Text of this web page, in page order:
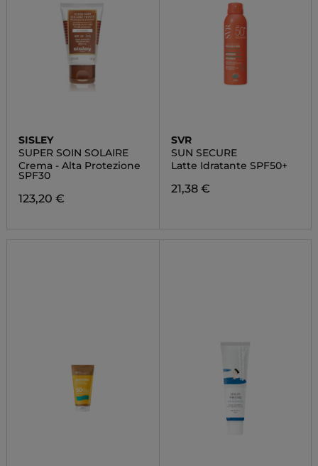
SISLEY
SUPER SOIN SOLAIRE
Crema - Alta Protezione
SPF30
123,20 €
SVR
SUN SECURE
Latte Idratante SPF50+
21,38 €